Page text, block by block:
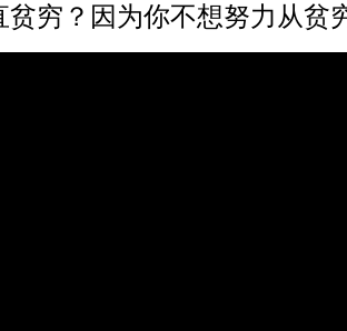
穷？因为你不想努力从贫